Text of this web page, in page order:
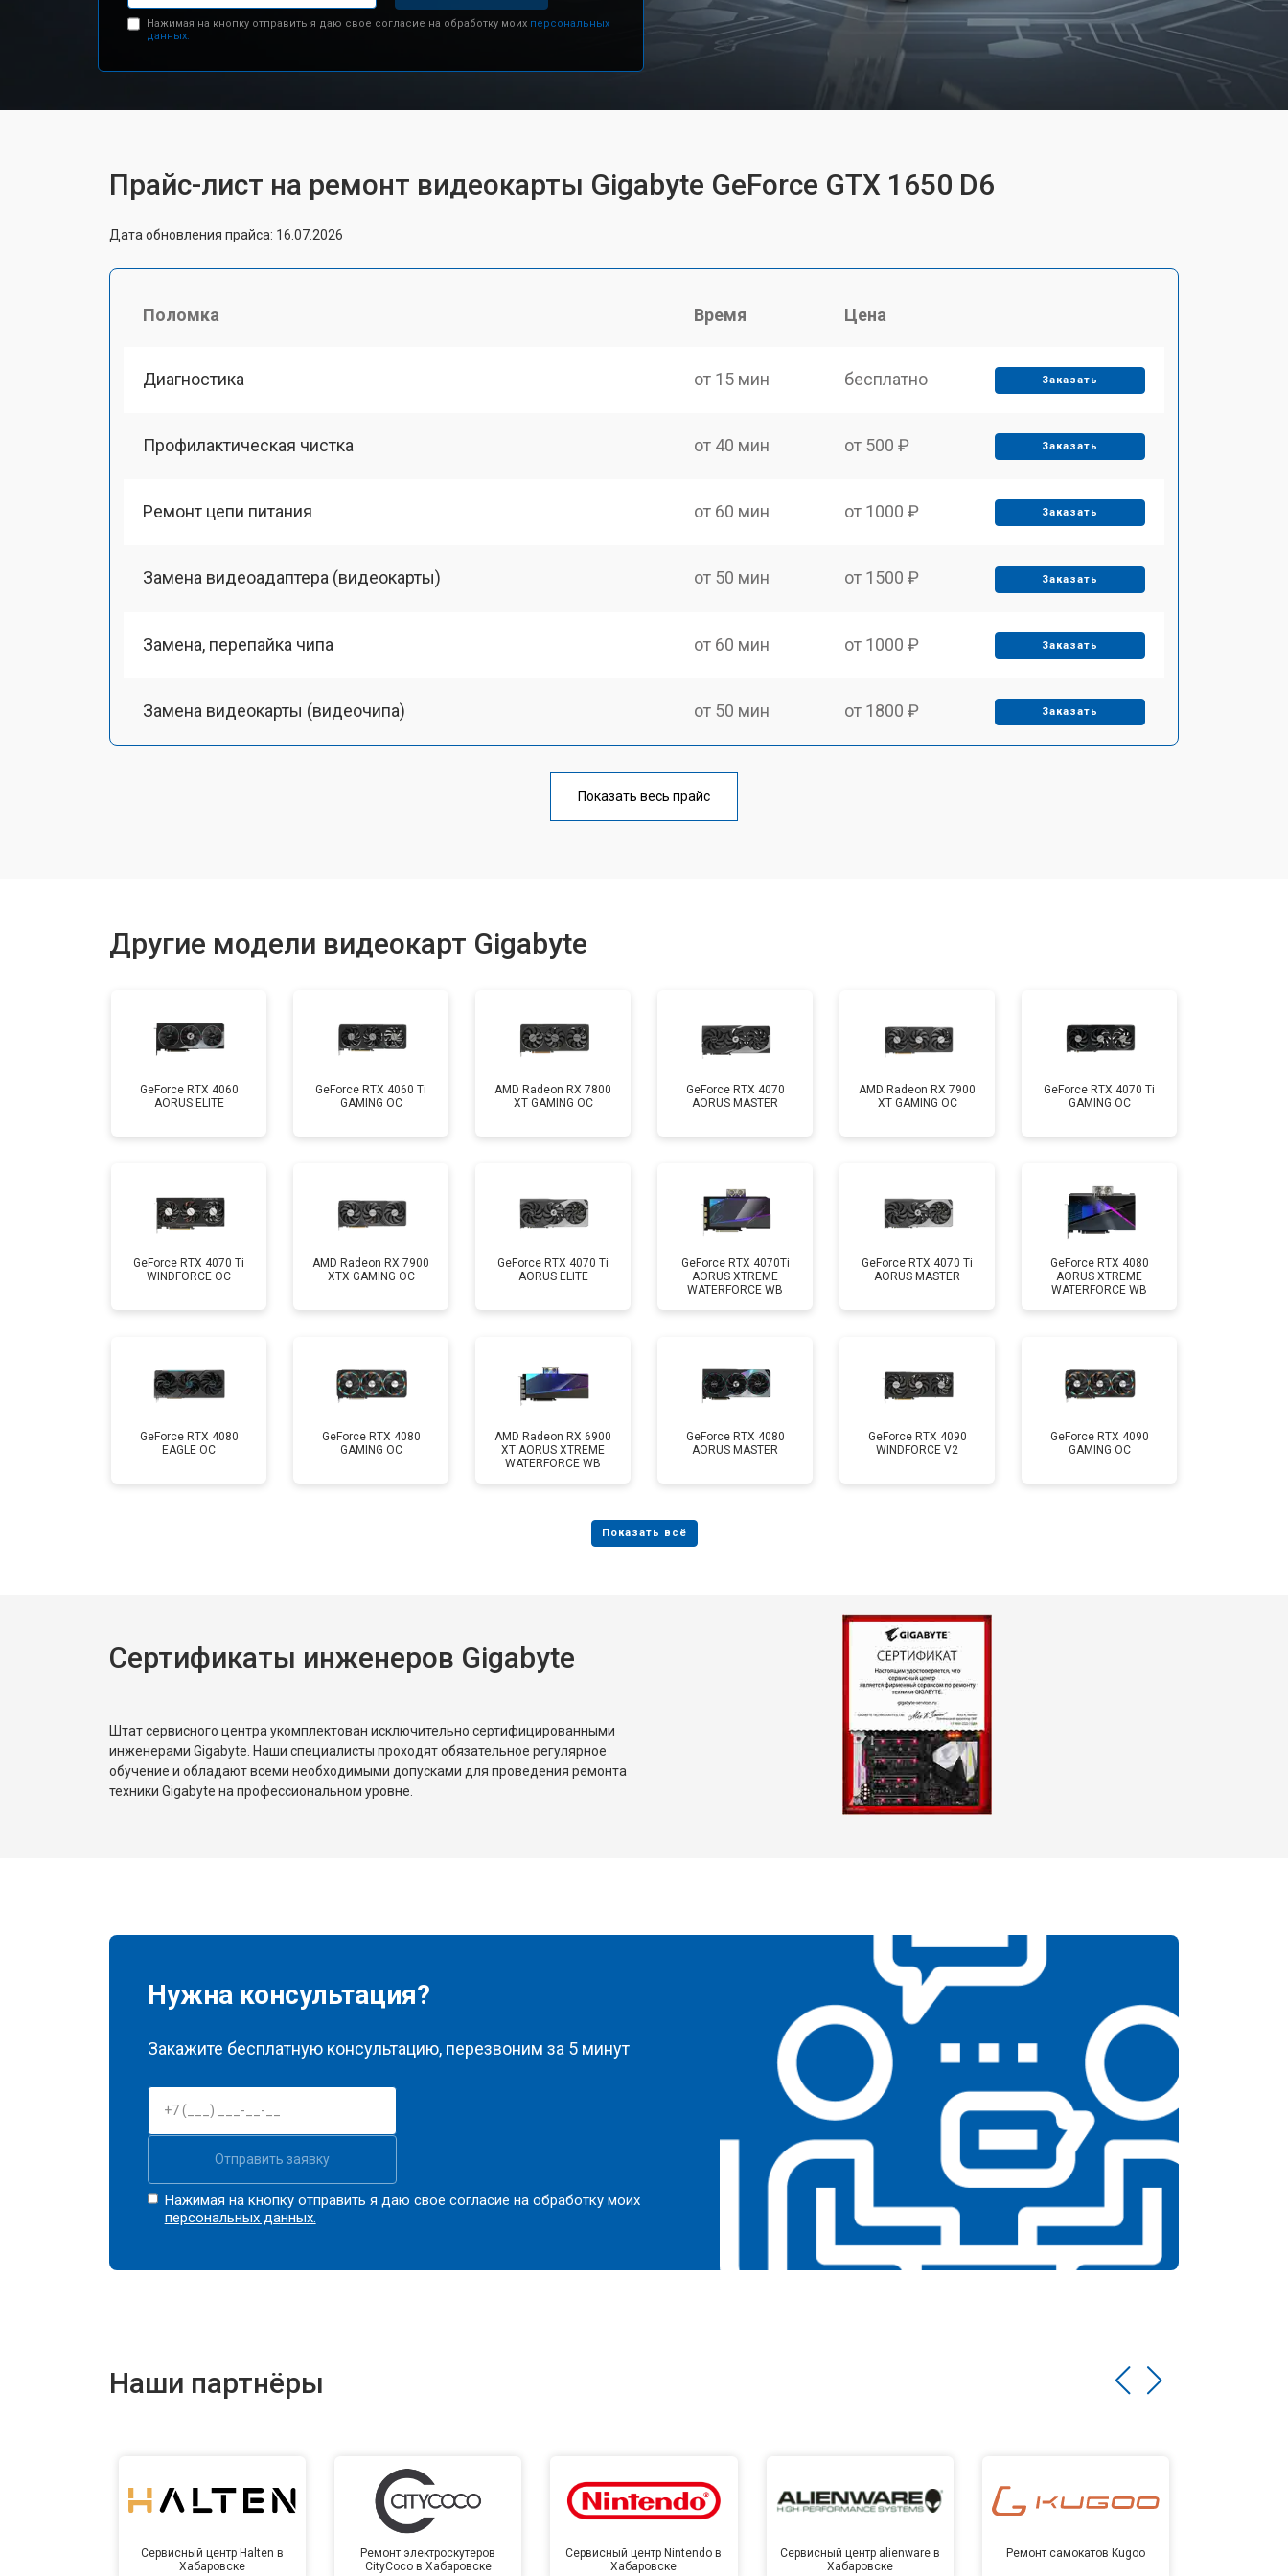
Нажимая на кнопку отправить я даю свое согласие на обработку моих персональных
данных.
Прайс-лист на ремонт видеокарты Gigabyte GeForce GTX 1650 D6
Дата обновления прайса: 16.07.2026
Поломка Время Цена
Диагностика от 15 мин бесплатно Заказать
Профилактическая чистка от 40 мин от 500 ₽ Заказать
Ремонт цепи питания от 60 мин от 1000 ₽ Заказать
Замена видеоадаптера (видеокарты) от 50 мин от 1500 ₽ Заказать
Замена, перепайка чипа от 60 мин от 1000 ₽ Заказать
Замена видеокарты (видеочипа) от 50 мин от 1800 ₽ Заказать
от 60 мин
Показать весь прайс
Другие модели видеокарт Gigabyte
GeForce RTX 4060
AORUS ELITE
GeForce RTX 4060 Ti
GAMING OC
AMD Radeon RX 7800
XT GAMING OC
GeForce RTX 4070
AORUS MASTER
AMD Radeon RX 7900
XT GAMING OC
GeForce RTX 4070 Ti
GAMING OC
GeForce RTX 4070 Ti
WINDFORCE OC
AMD Radeon RX 7900
XTX GAMING OC
GeForce RTX 4070 Ti
AORUS ELITE
GeForce RTX 4070Ti
AORUS XTREME
WATERFORCE WB
GeForce RTX 4070 Ti
AORUS MASTER
GeForce RTX 4080
AORUS XTREME
WATERFORCE WB
GeForce RTX 4080
EAGLE OC
GeForce RTX 4080
GAMING OC
AMD Radeon RX 6900
XT AORUS XTREME
WATERFORCE WB
GeForce RTX 4080
AORUS MASTER
GeForce RTX 4090
WINDFORCE V2
GeForce RTX 4090
GAMING OC
Сертификаты инженеров Gigabyte
Штат сервисного центра укомплектован исключительно сертифицированными
инженерами Gigabyte. Наши специалисты проходят обязательное регулярное
обучение и обладают всеми необходимыми допусками для проведения ремонта
техники Gigabyte на профессиональном уровне.
Нужна консультация?
Закажите бесплатную консультацию, перезвоним за 5 минут
Отправить заявку
Нажимая на кнопку отправить я даю свое согласие на обработку моих
персональных данных.
Наши партнёры
Сервисный центр Halten в
Хабаровске
Ремонт электроскутеров
CityCoco в Хабаровске
Сервисный центр Nintendo в
Хабаровске
Сервисный центр alienware в
Хабаровске
Ремонт самокатов Kugoo